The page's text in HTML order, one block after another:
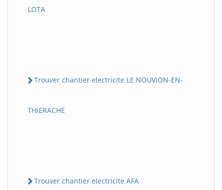
LOTA
Trouver chantier electricite LE NOUViON-EN-
THiERACHE
Trouver chantier electricite AFA